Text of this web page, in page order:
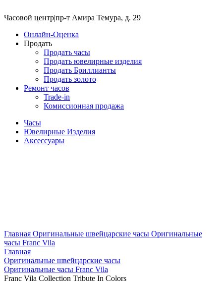
Часовой центр|пр-т Амира Темура, д. 29
Онлайн-Оценка
Продать
Продать часы
Продать ювелирные изделия
Продать Бриллианты
Продать золото
Ремонт часов
Trade-in
Комиссионная продажа
Часы
Ювелирные Изделия
Аксессуары
Главная Оригинальные швейцарские часы Оригинальные
часы Franc Vila
Главная
Оригинальные швейцарские часы
Оригинальные часы Franc Vila
Franc Vila Collection Tribute In Colors